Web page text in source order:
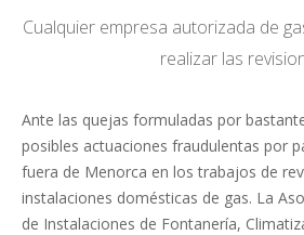
Cualquier empresa autorizada de
realizar las
Ante las quejas formuladas por
posibles actuaciones fraudulentas por
fuera de Menorca en los trabajos de
instalaciones domésticas de gas. La
de Instalaciones de Fontanería,